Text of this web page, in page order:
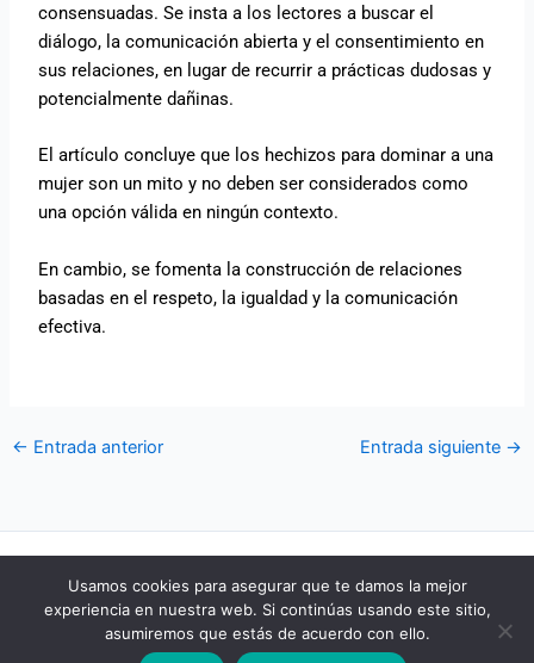
consensuadas. Se insta a los lectores a buscar el
diálogo, la comunicación abierta y el consentimiento en
sus relaciones, en lugar de recurrir a prácticas dudosas y
potencialmente dañinas.
El artículo concluye que los hechizos para dominar a una
mujer son un mito y no deben ser considerados como
una opción válida en ningún contexto.
En cambio, se fomenta la construcción de relaciones
basadas en el respeto, la igualdad y la comunicación
efectiva.
← Entrada anterior Entrada siguiente →
POLÍTICA DE PRIVACIDAD
AVISO LEGAL
CONTACTO
Usamos cookies para asegurar que te damos la mejor
experiencia en nuestra web. Si continúas usando este sitio,
asumiremos que estás de acuerdo con ello.